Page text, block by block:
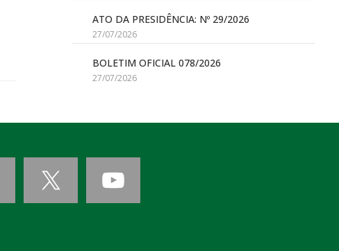
ATO DA PRESIDÊNCIA: Nº 29/2026
27/07/2026
BOLETIM OFICIAL 078/2026
27/07/2026